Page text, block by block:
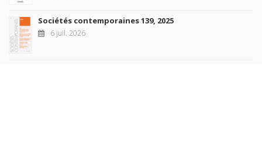
Sociétés contemporaines 139, 2025
6 juil. 2026